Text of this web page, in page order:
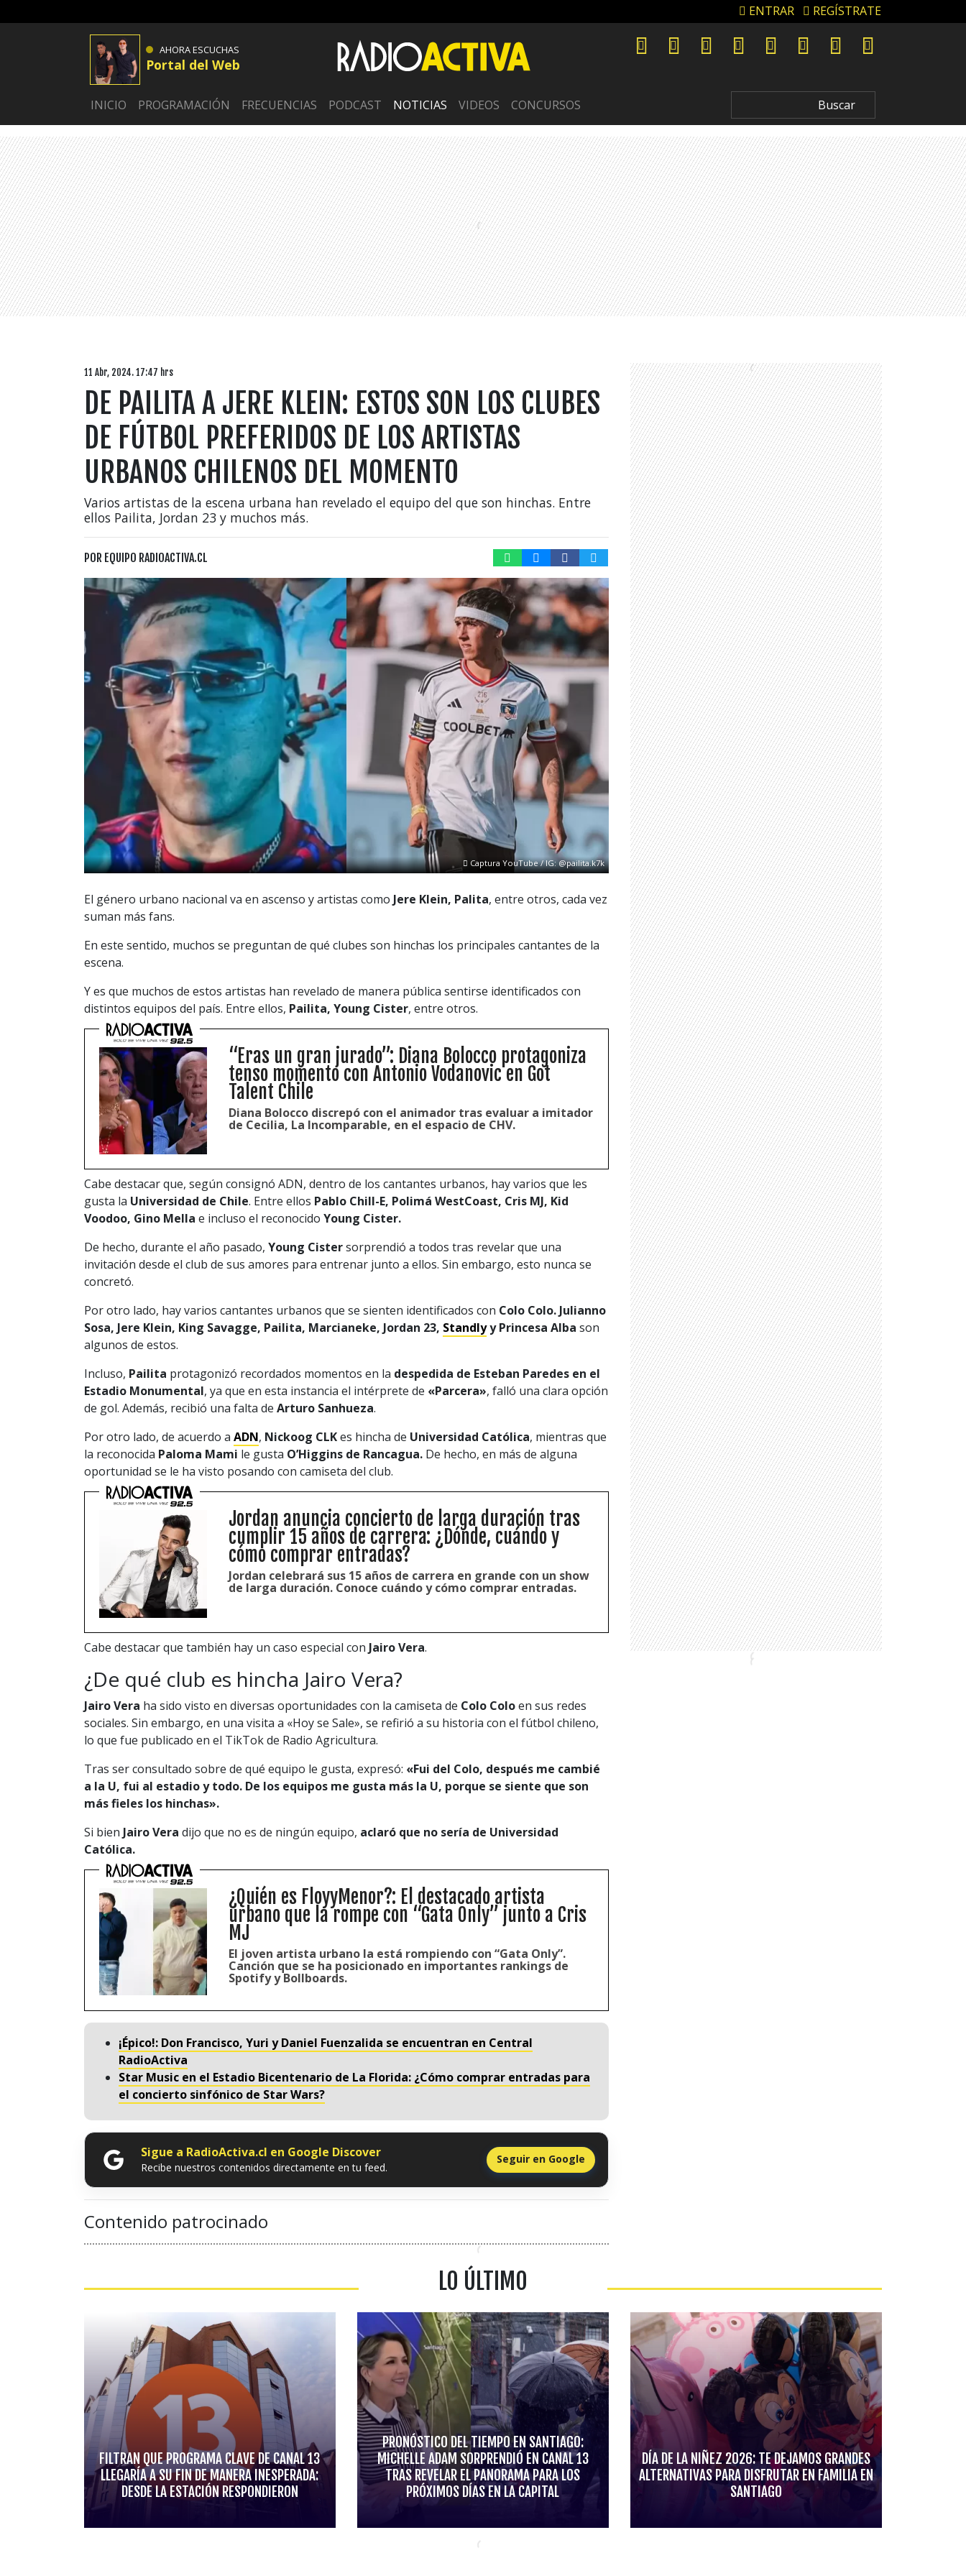
ENTRAR REGÍSTRATE
AHORA ESCUCHAS
Portal del Web
INICIO PROGRAMACIÓN FRECUENCIAS PODCAST NOTICIAS VIDEOS CONCURSOS
11 Abr, 2024. 17:47 hrs
DE PAILITA A JERE KLEIN: ESTOS SON LOS CLUBES
DE FÚTBOL PREFERIDOS DE LOS ARTISTAS
URBANOS CHILENOS DEL MOMENTO
Varios artistas de la escena urbana han revelado el equipo del que son hinchas. Entre
ellos Pailita, Jordan 23 y muchos más.
POR EQUIPO RADIOACTIVA.CL
Captura YouTube / IG: @pailita.k7k
El género urbano nacional va en ascenso y artistas como Jere Klein, Palita, entre otros, cada vez
suman más fans.
En este sentido, muchos se preguntan de qué clubes son hinchas los principales cantantes de la
escena.
Y es que muchos de estos artistas han revelado de manera pública sentirse identificados con
distintos equipos del país. Entre ellos, Pailita, Young Cister, entre otros.
“Eras un gran jurado”: Diana Bolocco protagoniza
tenso momento con Antonio Vodanovic en Got
Talent Chile
Diana Bolocco discrepó con el animador tras evaluar a imitador
de Cecilia, La Incomparable, en el espacio de CHV.
Cabe destacar que, según consignó ADN, dentro de los cantantes urbanos, hay varios que les
gusta la Universidad de Chile. Entre ellos Pablo Chill-E, Polimá WestCoast, Cris MJ, Kid
Voodoo, Gino Mella e incluso el reconocido Young Cister.
De hecho, durante el año pasado, Young Cistersorprendió a todos tras revelar que una
invitación desde el club de sus amores para entrenar junto a ellos. Sin embargo, esto nunca se
concretó.
Por otro lado, hay varios cantantes urbanos que se sienten identificados con Colo Colo. Julianno
Sosa, Jere Klein, King Savagge, Pailita, Marcianeke, Jordan 23, Standlyy Princesa Alba son
algunos de estos.
Incluso, Pailita protagonizó recordados momentos en la despedida de Esteban Paredes en el
Estadio Monumental, ya que en esta instancia el intérprete de «Parcera», falló una clara opción
de gol. Además, recibió una falta de Arturo Sanhueza.
Por otro lado, de acuerdo a ADN, Nickoog CLKes hincha de Universidad Católica, mientras que
la reconocida Paloma Mami le gusta O’Higgins de Rancagua. De hecho, en más de alguna
oportunidad se le ha visto posando con camiseta del club.
Jordan anuncia concierto de larga duración tras
cumplir 15 años de carrera: ¿Dónde, cuándo y
cómo comprar entradas?
Jordan celebrará sus 15 años de carrera en grande con un show
de larga duración. Conoce cuándo y cómo comprar entradas.
Cabe destacar que también hay un caso especial con Jairo Vera.
¿De qué club es hincha Jairo Vera?
Jairo Vera ha sido visto en diversas oportunidades con la camiseta de Colo Coloen sus redes
sociales. Sin embargo, en una visita a «Hoy se Sale», se refirió a su historia con el fútbol chileno,
lo que fue publicado en el TikTok de Radio Agricultura.
Tras ser consultado sobre de qué equipo le gusta, expresó: «Fui del Colo, después me cambié
a la U, fui al estadio y todo. De los equipos me gusta más la U, porque se siente que son
más fieles los hinchas».
Si bien Jairo Vera dijo que no es de ningún equipo, aclaró que no sería de Universidad
Católica.
¿Quién es FloyyMenor?: El destacado artista
urbano que la rompe con “Gata Only” junto a Cris
MJ
El joven artista urbano la está rompiendo con “Gata Only”.
Canción que se ha posicionado en importantes rankings de
Spotify y Bollboards.
¡Épico!: Don Francisco, Yuri y Daniel Fuenzalida se encuentran en Central
RadioActiva
Star Music en el Estadio Bicentenario de La Florida: ¿Cómo comprar entradas para
el concierto sinfónico de Star Wars?
Sigue a RadioActiva.cl en Google Discover
Recibe nuestros contenidos directamente en tu feed.
Seguir en Google
Contenido patrocinado
LO ÚLTIMO
FILTRAN QUE PROGRAMA CLAVE DE CANAL 13
LLEGARÍA A SU FIN DE MANERA INESPERADA:
DESDE LA ESTACIÓN RESPONDIERON
PRONÓSTICO DEL TIEMPO EN SANTIAGO:
MICHELLE ADAM SORPRENDIÓ EN CANAL 13
TRAS REVELAR EL PANORAMA PARA LOS
PRÓXIMOS DÍAS EN LA CAPITAL
DÍA DE LA NIÑEZ 2026: TE DEJAMOS GRANDES
ALTERNATIVAS PARA DISFRUTAR EN FAMILIA EN
SANTIAGO